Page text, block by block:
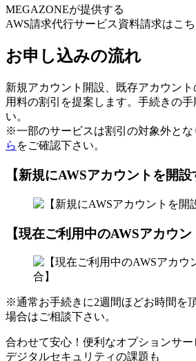
MEGAZONEが提供する
AWS請求代行サービス資料請求はこ
お申し込みの流れ
新規アカウント開設、既存アカウント
用料の割引を提案します。手続きの
い。
※一部のサービスは割引の対象外とな
ら をご確認下さい。
【新規にAWSアカウントを開設
【現在ご利用中のAWSアカウン
※通常お手続きに2週間ほどお時間を
場合はご相談下さい。
合わせて安心！便利なオプションサ
デジタルセキュリティの課題も